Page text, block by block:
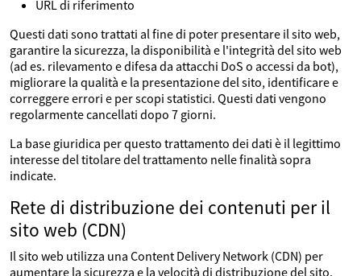
URL di riferimento
Questi dati sono trattati al fine di poter presentare il sito web,
garantire la sicurezza, la disponibilità e l'integrità del sito web
(ad es. rilevamento e difesa da attacchi DoS o accessi da bot),
migliorare la qualità e la presentazione del sito, identificare e
correggere errori e per scopi statistici. Questi dati vengono
regolarmente cancellati dopo 7 giorni.
La base giuridica per questo trattamento dei dati è il legittimo
interesse del titolare del trattamento nelle finalità sopra
indicate.
Rete di distribuzione dei contenuti per il
sito web (CDN)
Il sito web utilizza una Content Delivery Network (CDN) per
aumentare la sicurezza e la velocità di distribuzione del sito.